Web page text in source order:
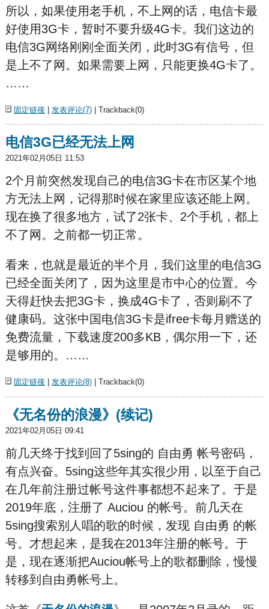
所以，如果使用老手机，不上网的话，电信卡最
好使用3G卡，暂时不要升级4G卡。我们这边的
电信3G网络刚刚全面关闭，此时3G有信号，但
是上不了网。如果需要上网，只能更换4G卡了。
……
固定链接| 发表评论(7)| Trackback(0)
电信3G已经无法上网
2021年02月05日 11:53
2个月前突然发现自己的电信3G卡在市区某个地
方无法上网，记得那时候在家里应该还能上网。
现在换了很多地方，试了2张卡、2个手机，都上
不了网。之前都一切正常。
看来，也就是最近的半个月，我们这里的电信3G
已经全面关闭了，因为这里是市中心的位置。今
天得赶快去把3G卡，换成4G卡了，否则刷不了
健康码。这张中国电信3G卡是ifree卡每月赠送的
免费流量，下载速度200多KB，偶尔用一下，还
是够用的。……
固定链接| 发表评论(8)| Trackback(0)
《无名份的浪漫》(续记)
2021年02月05日 09:41
前几天终于找到回了5sing的 自由勇 帐号密码，
有点兴奋。5sing这些年其实很少用，以至于自己
在几年前注册过帐号这件事都想不起来了。于是
2019年底，注册了 Auciou 的帐号。前几天在
5sing搜索别人唱的歌的时候，发现 自由勇 的帐
号。才想起来，是我在2013年注册的帐号。于
是，现在逐渐把Auciou帐号上的歌都删除，慢慢
转移到自由勇帐号上。